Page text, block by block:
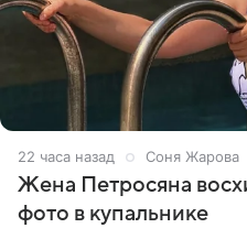
22 часа назад Соня Жарова
Жена Петросяна
фото в купальнике